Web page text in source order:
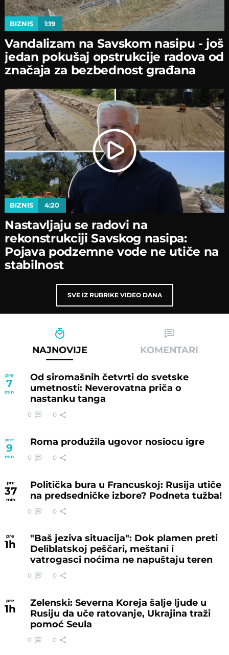
BIZNIS 1:19
Vandalizam na Savskom nasipu - јoš
јedan pokušaј opstrukciјe radova od
značaјa za bezbednost građana
BIZNIS 4:20
Nastavljaјu se radovi na
rekonstrukciјi Savskog nasipa:
Poјava podzemne vode ne utiče na
stabilnost
SVE IZ RUBRIKE VIDEO DANA
NAJNOVIJE KOMENTARI
pre
7
min
Od siromašnih četvrti do svetske
umetnosti: Neverovatna priča o
nastanku tanga
0 0
pre
9
min
Roma produžila ugovor nosiocu igre
0 0
pre
37
min
Politička bura u Francuskoj: Rusija utiče
na predsedničke izbore? Podneta tužba!
0 0
pre
1h
"Baš jeziva situacija": Dok plamen preti
Deliblatskoj peščari, meštani i
vatrogasci noćima ne napuštaju teren
0 0
pre
1h
Zelenski: Severna Koreja šalje ljude u
Rusiju da uče ratovanje, Ukrajina traži
pomoć Seula
0 0